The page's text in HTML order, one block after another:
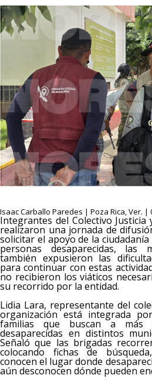
Isaac Carballo Paredes | Poza Rica, Ver. |
Integrantes del Colectivo Justicia
realizaron una jornada de
solicitar el apoyo de la
personas desaparecidas, las
también expusieron las
para continuar con estas
no recibieron los viáticos
su recorrido por la entidad.
Lidia Lara, representante del
organización está integrada
familias que buscan a más
desaparecidas en distintos
Señaló que las brigadas
colocando fichas de
conocen el lugar donde
aún desconocen dónde pueden